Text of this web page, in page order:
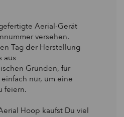
Aerial-Gerät
versehen.
Tag der Herstellung
aus
Gründen, für
nur, um eine
feiern.
Hoop kaufst Du viel